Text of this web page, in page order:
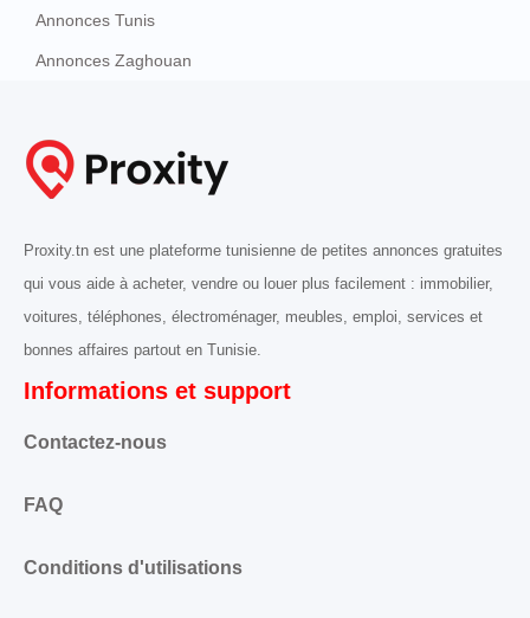
Annonces Tunis
Annonces Zaghouan
Proxity.tn est une plateforme tunisienne de petites annonces gratuites
qui vous aide à acheter, vendre ou louer plus facilement : immobilier,
voitures, téléphones, électroménager, meubles, emploi, services et
bonnes affaires partout en Tunisie.
Informations et support
Contactez-nous
FAQ
Conditions d'utilisations